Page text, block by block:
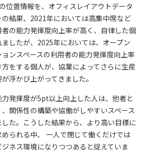
位置情報を、オフィスレイアウトデータ
の結果、2021年においては高集中席など
の能力発揮度向上率が高く、自律した個
したが、2025年においては、オープン
ンスペースの利用者の能力発揮度向上率
をする個人が、協業によってさらに生産
浮かび上がってきました。
発揮度が5pt以上向上した人は、他者と
関係性の構築や協働がしやすいスペース
た。こうした結果から、より高い目標に
られる中、 一人で閉じて働くだけでは
ネス環境になりつつあると捉えていま